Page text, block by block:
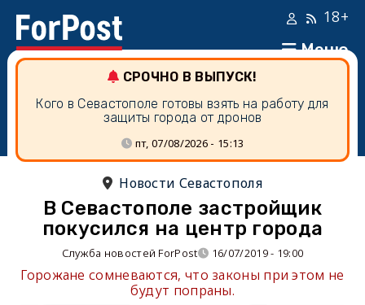
Меню
18+
СРОЧНО В ВЫПУСК!
Кого в Севастополе готовы взять на работу для
защиты города от дронов
пт, 07/08/2026 - 15:13
Новости Севастополя
В Севастополе застройщик
покусился на центр города
Служба новостей ForPost 16/07/2019 - 19:00
Горожане сомневаются, что законы при этом не
будут попраны.